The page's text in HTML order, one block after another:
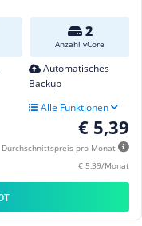
2
Anzahl vCore
Automatisches
Backup
Alle Funktionen
€ 5,39
Durchschnittspreis pro Monat
€ 5,39/Monat